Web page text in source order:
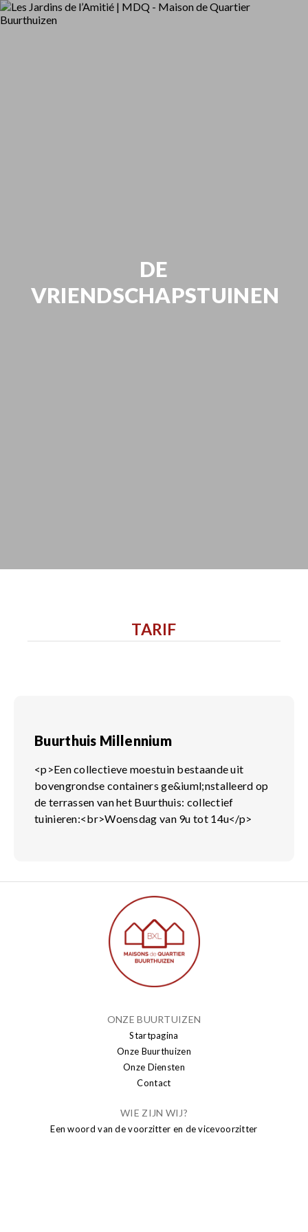
DE
VRIENDSCHAPSTUINEN
TARIF
Buurthuis Millennium
<p>Een collectieve moestuin bestaande uit
bovengrondse containers ge&iuml;nstalleerd op
de terrassen van het Buurthuis: collectief
tuinieren:<br>Woensdag van 9u tot 14u</p>
ONZE BUURTUIZEN
Startpagina
Onze Buurthuizen
Onze Diensten
Contact
WIE ZIJN WIJ?
Een woord van de voorzitter en de vicevoorzitter